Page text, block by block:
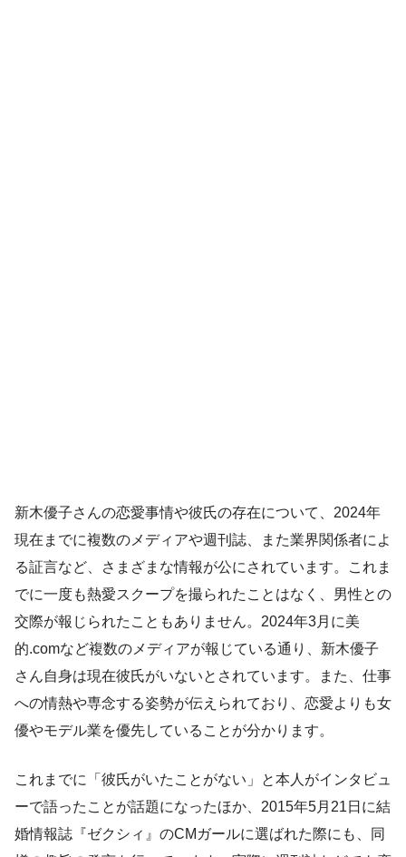
新木優子さんの恋愛事情や彼氏の存在について、2024年
現在までに複数のメディアや週刊誌、また業界関係者によ
る証言など、さまざまな情報が公にされています。これま
でに一度も熱愛スクープを撮られたことはなく、男性との
交際が報じられたこともありません。2024年3月に美
的.comなど複数のメディアが報じている通り、新木優子
さん自身は現在彼氏がいないとされています。また、仕事
への情熱や専念する姿勢が伝えられており、恋愛よりも女
優やモデル業を優先していることが分かります。
これまでに「彼氏がいたことがない」と本人がインタビュ
ーで語ったことが話題になったほか、2015年5月21日に結
婚情報誌『ゼクシィ』のCMガールに選ばれた際にも、同